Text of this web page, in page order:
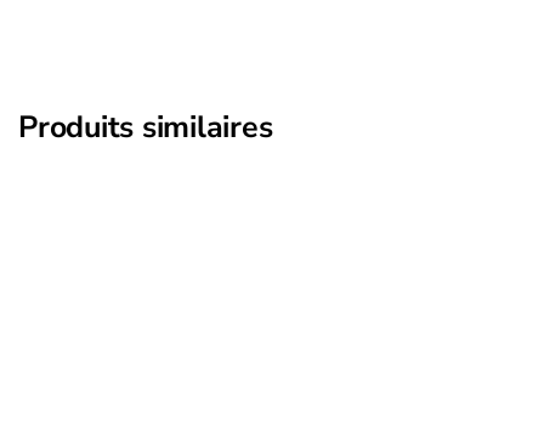
Produits similaires